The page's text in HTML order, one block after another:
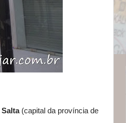
Salta (capital da província de